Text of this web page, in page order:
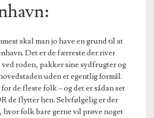
skal man jo have en grund til at
Det er de færreste der river
roden, pakker sine sydfrugter og
uden et egentlig formål.
for de fleste folk – og det er sådan set
de flytter hen. Selvfølgelig er der
hvor folk bare gerne vil prøve noget